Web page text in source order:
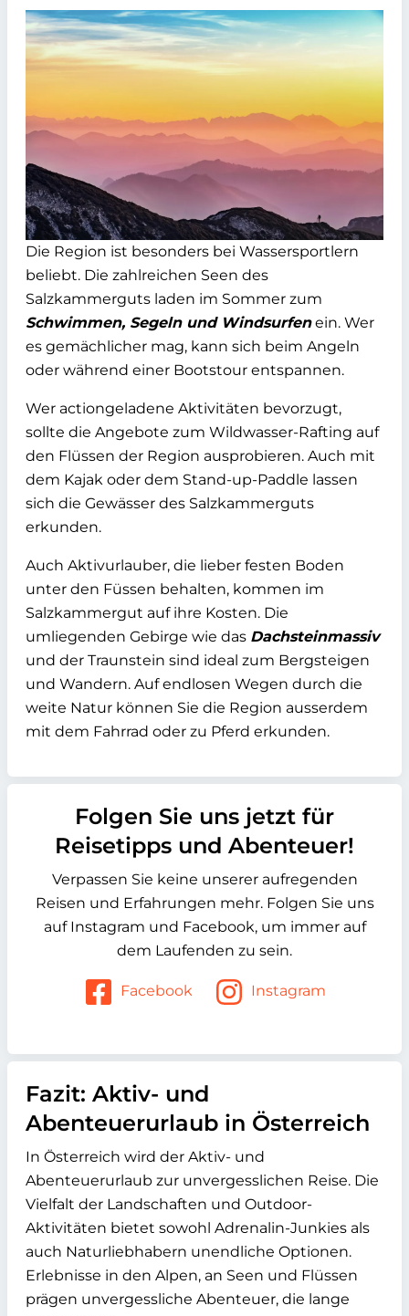
Die Region ist besonders bei Wassersportlern
beliebt. Die zahlreichen Seen des
Salzkammerguts laden im Sommer zum
Schwimmen, Segeln und Windsurfenein. Wer
es gemächlicher mag, kann sich beim Angeln
oder während einer Bootstour entspannen.
Wer actiongeladene Aktivitäten bevorzugt,
sollte die Angebote zum Wildwasser-Rafting auf
den Flüssen der Region ausprobieren. Auch mit
dem Kajak oder dem Stand-up-Paddle lassen
sich die Gewässer des Salzkammerguts
erkunden.
Auch Aktivurlauber, die lieber festen Boden
unter den Füssen behalten, kommen im
Salzkammergut auf ihre Kosten. Die
umliegenden Gebirge wie das Dachsteinmassiv
und der Traunstein sind ideal zum Bergsteigen
und Wandern. Auf endlosen Wegen durch die
weite Natur können Sie die Region ausserdem
mit dem Fahrrad oder zu Pferd erkunden.
Folgen Sie uns jetzt für
Reisetipps und Abenteuer!
Verpassen Sie keine unserer aufregenden
Reisen und Erfahrungen mehr. Folgen Sie uns
auf Instagram und Facebook, um immer auf
dem Laufenden zu sein.
Facebook Instagram
Fazit: Aktiv- und
Abenteuerurlaub in Österreich
In Österreich wird der Aktiv- und
Abenteuerurlaub zur unvergesslichen Reise. Die
Vielfalt der Landschaften und Outdoor-
Aktivitäten bietet sowohl Adrenalin-Junkies als
auch Naturliebhabern unendliche Optionen.
Erlebnisse in den Alpen, an Seen und Flüssen
prägen unvergessliche Abenteuer, die lange